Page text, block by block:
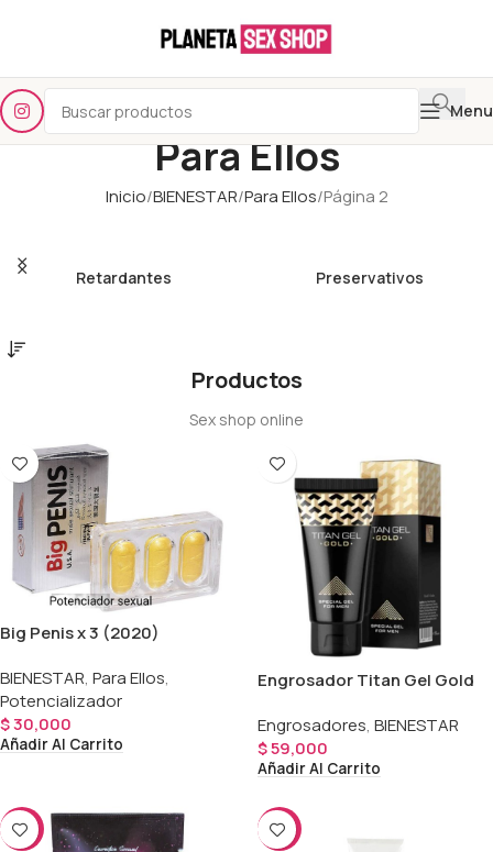
Menu
Para Ellos
Inicio BIENESTAR Para Ellos Página 2
Retardantes Preservativos
Productos
Sex shop online
Big Penis x 3 (2020)
BIENESTAR, Para Ellos,
Potencializador
$30,000
Añadir Al Carrito
Engrosador Titan Gel Gold
Engrosadores, BIENESTAR
$59,000
Añadir Al Carrito
-37% -25%